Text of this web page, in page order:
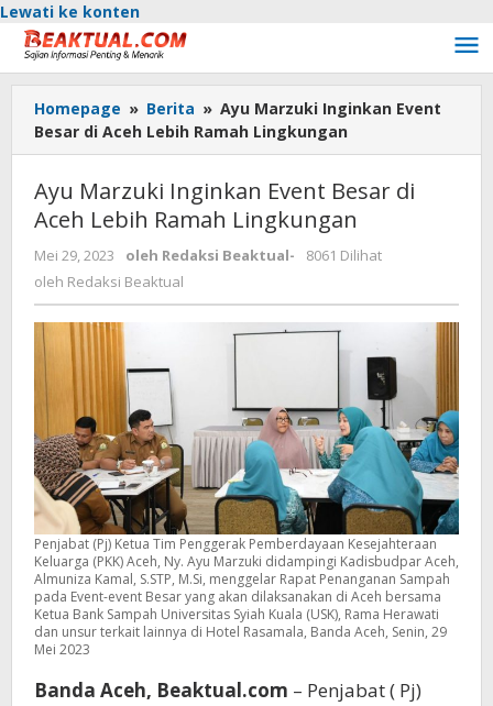
Lewati ke konten
Homepage » Berita » Ayu Marzuki Inginkan Event
Besar di Aceh Lebih Ramah Lingkungan
Ayu Marzuki Inginkan Event Besar di
Aceh Lebih Ramah Lingkungan
Mei 29, 2023 oleh Redaksi Beaktual-
8061 Dilihat
oleh Redaksi Beaktual
Penjabat (Pj) Ketua Tim Penggerak Pemberdayaan Kesejahteraan
Keluarga (PKK) Aceh, Ny. Ayu Marzuki didampingi Kadisbudpar Aceh,
Almuniza Kamal, S.STP, M.Si, menggelar Rapat Penanganan Sampah
pada Event-event Besar yang akan dilaksanakan di Aceh bersama
Ketua Bank Sampah Universitas Syiah Kuala (USK), Rama Herawati
dan unsur terkait lainnya di Hotel Rasamala, Banda Aceh, Senin, 29
Mei 2023
Banda Aceh, Beaktual.com – Penjabat ( Pj)